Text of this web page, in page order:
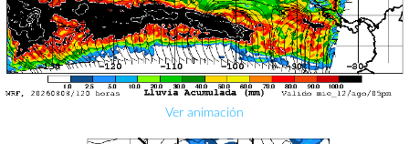
Ver animación